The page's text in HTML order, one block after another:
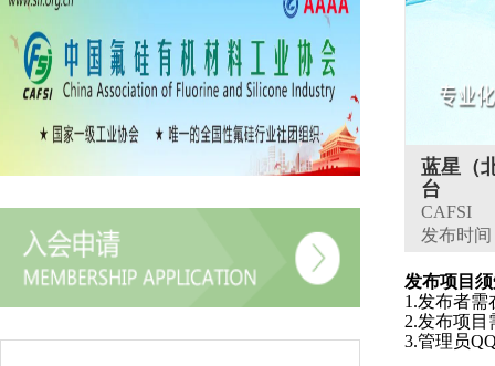
蓝星（
台
CAFSI
发布时间
发布项目
1.发布者
2.发布项
3.管理员